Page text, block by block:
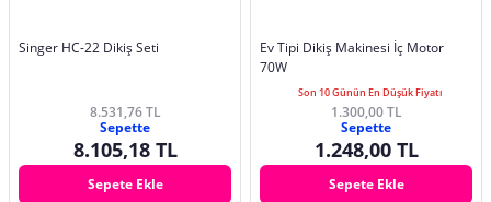
Singer HC-22 Dikiş Seti
8.531,76 TL
Sepette
8.105,18 TL
Sepete Ekle
Ev Tipi Dikiş Makinesi İç Motor
70W
Son 10 Günün En Düşük Fiyatı
1.300,00 TL
Sepette
1.248,00 TL
Sepete Ekle